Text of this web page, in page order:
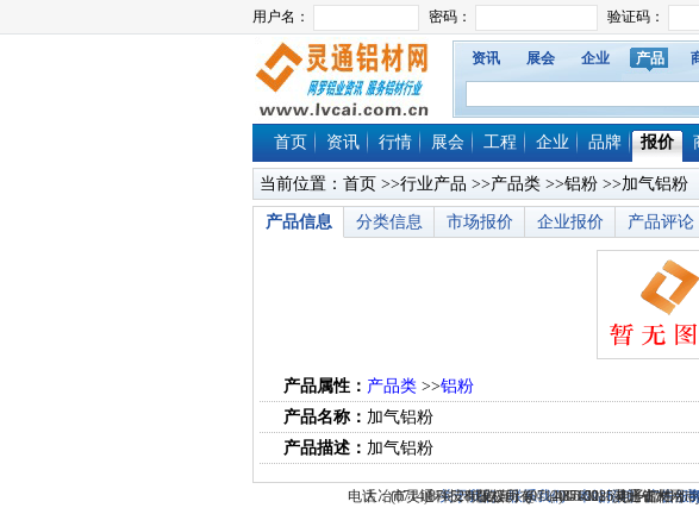
资讯 展会 企业 产品
首页 资讯 行情 展会 工程 企业 品牌 报价
当前位置： 首页 >>行业产品 >>产品类 >>铝粉 >>加气铝粉
产品信息 分类信息 市场报价 企业报价 产品评论
产品属性： 产品类 >>铝粉
产品名称： 加气铝粉
产品描述： 加气铝粉
关于我们-联系我们-本站招聘-广告服
电话：(0714)8765286 传真：(0714)8765285 电子邮件：
大冶市灵通科技有限公司 @ （435100）湖北省大冶
版权所有 © 2006-2026灵通铝材网